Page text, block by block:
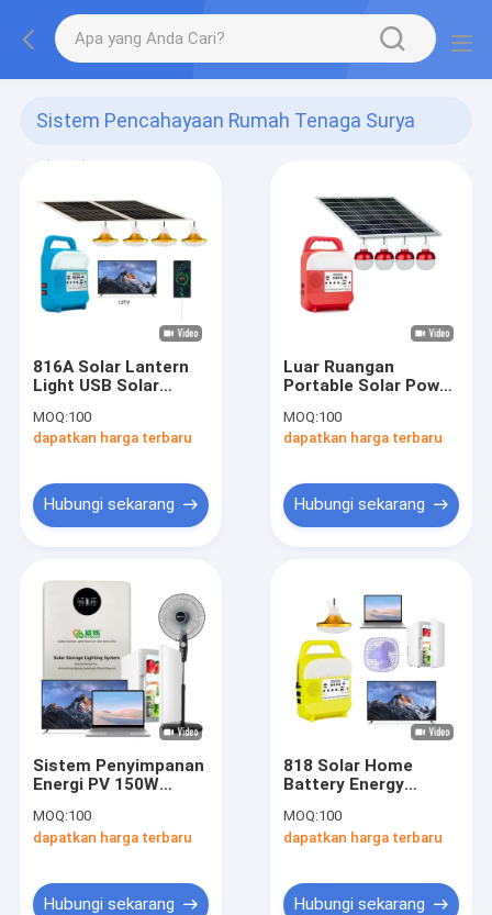
Sistem Pencahayaan Rumah Tenaga Surya
816A Solar Lantern
Light USB Solar
Lampu Outdoor
Malam LED Bohlam
Camping Lampu
MOQ:100
dapatkan harga terbaru
Hubungi sekarang
Luar Ruangan
Portable Solar Power
Station Isi Ulang
Camping Solar Flash
MOQ:100
dapatkan harga terbaru
Hubungi sekarang
Sistem Penyimpanan
Energi PV 150W
Untuk Gudang Garasi
Darurat Berkemah
MOQ:100
dapatkan harga terbaru
Hubungi sekarang
818 Solar Home
Battery Energy
Lampu Energi
Terbarukan IP65
MOQ:100
dapatkan harga terbaru
Hubungi sekarang